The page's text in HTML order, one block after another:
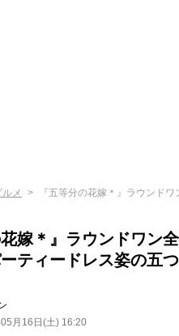
ルメ 『五等分の花嫁＊』ラウンド
花嫁＊』ラウンドワン
ティードレス姿の五
月16日(土) 16:20